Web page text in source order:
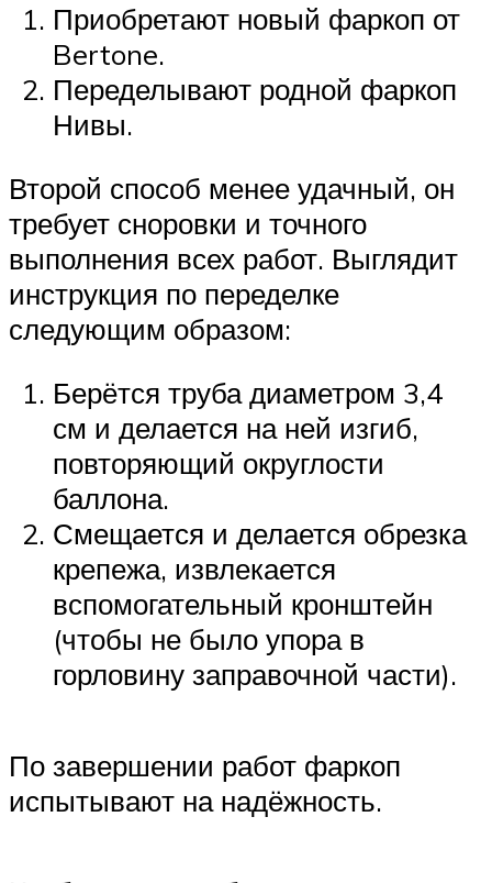
Приобретают новый фаркоп от
Bertone.
Переделывают родной фаркоп
Нивы.
Второй способ менее удачный, он
требует сноровки и точного
выполнения всех работ. Выглядит
инструкция по переделке
следующим образом:
Берётся труба диаметром 3,4
см и делается на ней изгиб,
повторяющий округлости
баллона.
Смещается и делается обрезка
крепежа, извлекается
вспомогательный кронштейн
(чтобы не было упора в
горловину заправочной части).
По завершении работ фаркоп
испытывают на надёжность.